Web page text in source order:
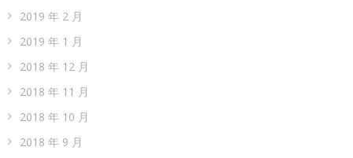
2019 年 2 月
2019 年 1 月
2018 年 12 月
2018 年 11 月
2018 年 10 月
2018 年 9 月